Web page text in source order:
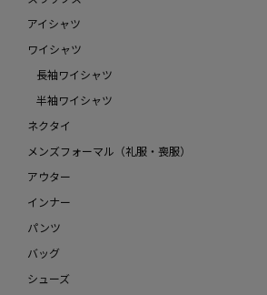
アイシャツ
ワイシャツ
長袖ワイシャツ
半袖ワイシャツ
ネクタイ
メンズフォーマル（礼服・喪服）
アウター
インナー
パンツ
バッグ
シューズ